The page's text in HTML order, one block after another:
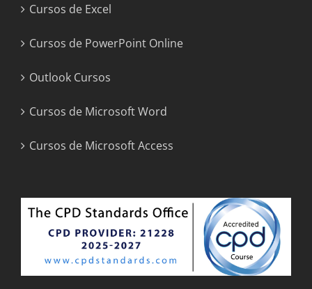
Cursos de Excel
Cursos de PowerPoint Online
Outlook Cursos
Cursos de Microsoft Word
Cursos de Microsoft Access